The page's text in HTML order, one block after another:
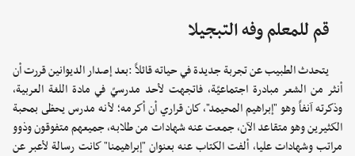
قم للمعلم وفه التبجيلا
يتحدث الطبيب عن تجربة جديدة في حياته قائلاً :بعد إصدار الديوانين قررت أن
أنثر من الشعر مبادرة اجتماعيّة، فاتجهت لأحد مدرسيّ في مادة اللغة العربية،
وذكرته آنفاً وهو "إبراهيم المحيمد"، كان قراري أن أكرمه؛ لأنه مدرس يحظى بمحبة
الكثيرين وهو متقاعد الآن، جمعت عنه شهادات من طلابه، جميعهم متفوقون وذوو
مراتب وشهادات عليا، ألفت الكتاب عنه بعنوان "إبراهيمنا" كانت رسالة لأعبر عن